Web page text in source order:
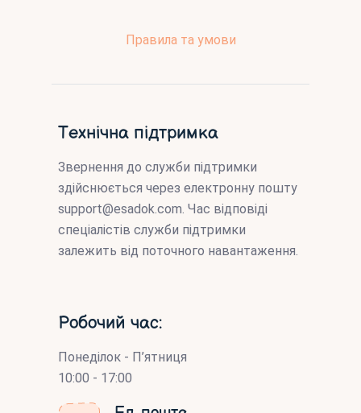
Правила та умови
Технічна підтримка
Звернення до служби підтримки
здійснюється через електронну пошту
support@esadok.com. Час відповіді
спеціалістів служби підтримки
залежить від поточного навантаження.
Робочий час:
Понеділок - П’ятниця
10:00 - 17:00